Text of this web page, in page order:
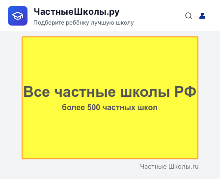
ЧастныеШколы.ру
Подберите ребёнку лучшую школу
👤
Частные Школы.ru